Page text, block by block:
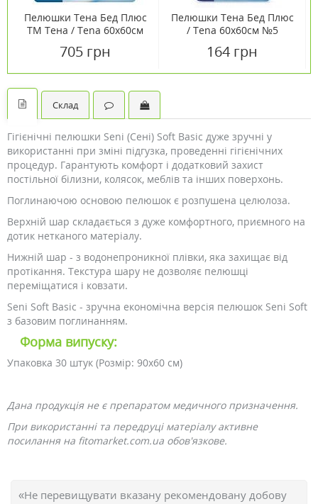
Пелюшки Тена Бед Плюс
ТМ Тена / Tena 60х60см
705 грн
Пелюшки Тена Бед Плюс
/ Tena 60х60см №5
164 грн
Склад
Гігієнічні пелюшки Seni (Сені) Soft Basic дуже зручні у
використанні при зміні підгузка, проведенні гігієнічних
процедур. Гарантують комфорт і додатковий захист
постільної білизни, колясок, меблів та інших поверхонь.
Поглинаючою основою пелюшок є розпушена целюлоза.
Верхній шар складається з дуже комфортного, приємного на
дотик нетканого матеріалу.
Нижній шар - з водонепроникної плівки, яка захищає від
протікання. Текстура шару не дозволяє пелюшці
переміщатися і ковзати.
Seni Soft Basic - зручна економічна версія пелюшок Seni Soft
з базовим поглинанням.
Форма випуску:
Упаковка 30 штук (Розмір: 90х60 см)
Дана продукція не є препаратом медичного призначення.
При використанні та передруці матеріалу активне
посилання на fitomarket.com.ua обов'язкове.
«Не перевищувати вказану рекомендовану добову